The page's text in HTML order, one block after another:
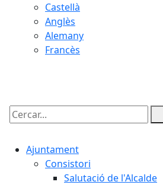
Castellà
Anglès
Alemany
Francès
Cercar:
Ajuntament
Consistori
Salutació de l'Alcalde